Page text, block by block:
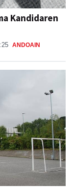
Kandidaren
ANDOAIN